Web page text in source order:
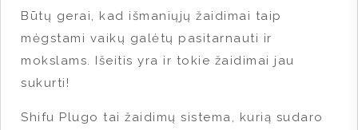
Būtų gerai, kad išmaniųjų žaidimai taip
mėgstami vaikų galėtų pasitarnauti ir
mokslams. Išeitis yra ir tokie žaidimai jau
sukurti!
Shifu Plugo tai žaidimų sistema, kurią sudaro